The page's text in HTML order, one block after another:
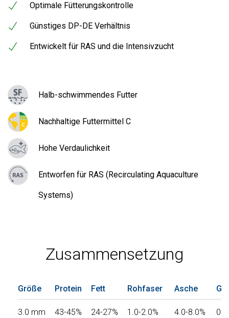
Optimale Fütterungskontrolle
Günstiges DP-DE Verhältnis
Entwickelt für RAS und die Intensivzucht
Halb-schwimmendes Futter
Nachhaltige Futtermittel C
Hohe Verdaulichkeit
Entworfen für RAS (Recirculating Aquaculture
Systems)
Zusammensetzung
Größe Protein Fett Rohfaser Asche
3.0 mm 43-45% 24-27% 1.0-2.0% 4.0-8.0%